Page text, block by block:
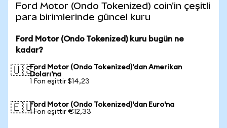
Ford Motor (Ondo Tokenized) coin'in çeşitli
para birimlerinde güncel kuru
Ford Motor (Ondo Tokenized) kuru bugün ne
kadar?
🇺🇸Ford Motor (Ondo Tokenized)'dan Amerikan
Doları'na
1 Fon eşittir $14,23
🇪🇺Ford Motor (Ondo Tokenized)'dan Euro'na
1 Fon eşittir €12,33